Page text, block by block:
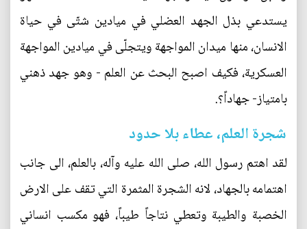
يستدعي بذل الجهد العضلي في ميادين شتّى في حياة
الانسان، منها ميدان المواجهة ويتجلّى في ميادين المواجهة
العسكرية، فكيف اصبح البحث عن العلم - وهو جهد ذهني
بامتياز- جهاداً؟.
شجرة العلم، عطاء بلا حدود
لقد اهتم رسول الله، صلى الله عليه وآله، بالعلم، الى جانب
اهتمامه بالجهاد، لانه الشجرة المثمرة التي تقف على الارض
الخصبة والطيبة وتعطي نتاجاً طيباً، فهو مكسب انساني